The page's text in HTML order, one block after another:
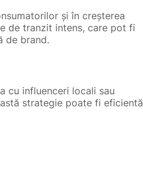
și în creșterea
de tranzit intens, care pot fi
de brand.
cu influenceri locali sau
strategie poate fi eficientă